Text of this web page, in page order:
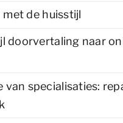
de huisstijl
doorvertaling naar
van specialisaties: